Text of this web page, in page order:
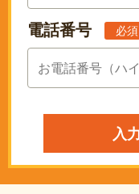
電話番号 必須